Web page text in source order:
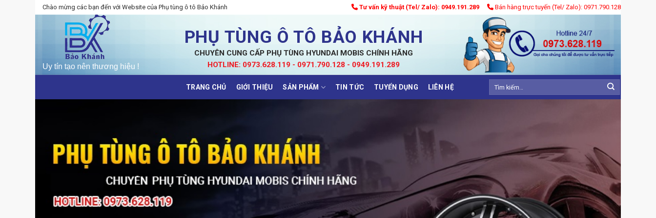
Skip
to
Chào mừng các bạn đến với Website của Phụ tùng ô tô Bảo Khánh Tư vấn kỹ thuật (Tel/ Zalo): 0949.191.289 Bán hàng trực tuyến (Tel/ Zalo): 0971.790.128
PHỤ TÙNG Ô TÔ BẢO KHÁNH
CHUYÊN CUNG CẤP PHỤ TÙNG HYUNDAI MOBIS CHÍNH HÃNG
HOTLINE: 0973.628.119 - 0971.790.128 - 0949.191.289
TRANG CHỦ GIỚI THIỆU SẢN PHẨM TIN TỨC TUYỂN DỤNG LIÊN HỆ
Tìm